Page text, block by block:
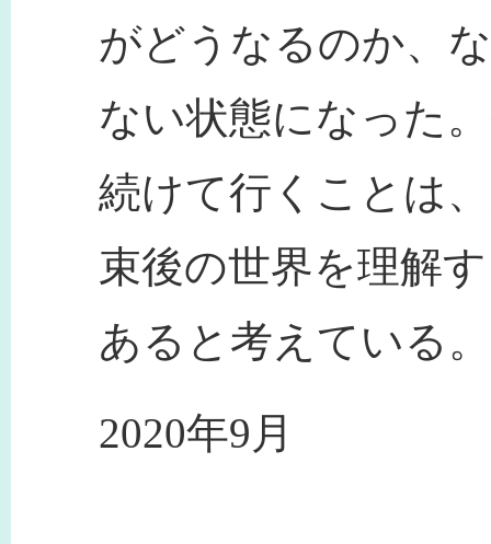
がどうなるのか、
ない状態になった
続けて行くことは
束後の世界を理解
あると考えている。
2020年9月